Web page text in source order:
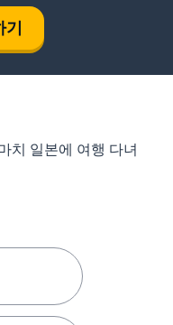
기
치 일본에 여행 다녀